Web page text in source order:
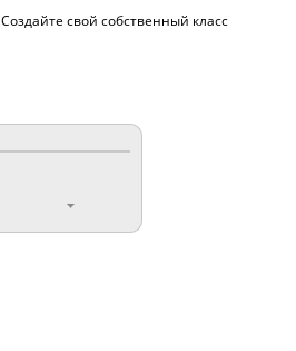
Создайте свой собственный класс